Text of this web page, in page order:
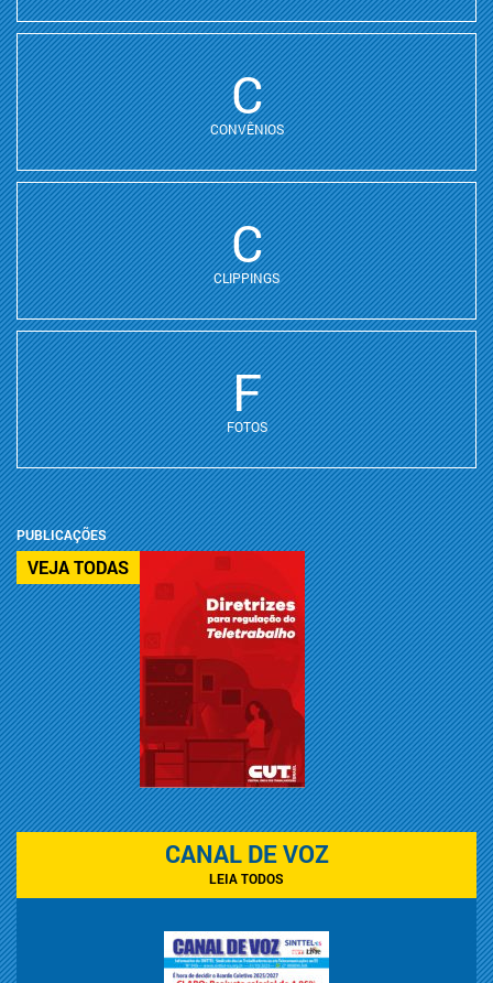
C
CONVÊNIOS
C
CLIPPINGS
F
FOTOS
PUBLICAÇÕES
VEJA TODAS
CANAL DE VOZ
LEIA TODOS